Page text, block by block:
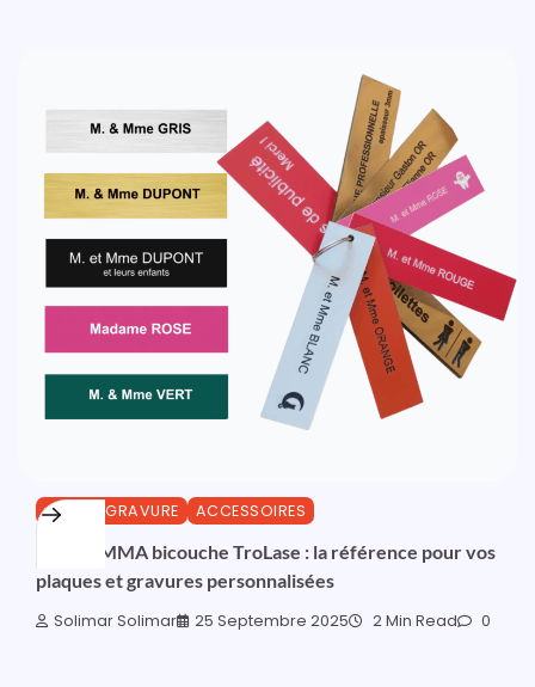
ATOUTEGRAVURE ACCESSOIRES
👉 Le PMMA bicouche TroLase : la référence pour vos
plaques et gravures personnalisées
Solimar Solimar 25 Septembre 2025 2 Min Read 0